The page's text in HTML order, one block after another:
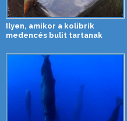
Ilyen, amikor a kolibrik
medencés bulit tartanak